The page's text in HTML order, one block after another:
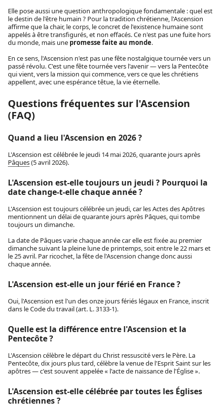
Elle pose aussi une question anthropologique fondamentale : quel est
le destin de l'être humain ? Pour la tradition chrétienne, l'Ascension
affirme que la chair, le corps, le concret de l'existence humaine sont
appelés à être transfigurés, et non effacés. Ce n'est pas une fuite hors
du monde, mais une promesse faite au monde.
En ce sens, l'Ascension n'est pas une fête nostalgique tournée vers un
passé révolu. C'est une fête tournée vers l'avenir — vers la Pentecôte
qui vient, vers la mission qui commence, vers ce que les chrétiens
appellent, avec une espérance têtue, la vie éternelle.
Questions fréquentes sur l'Ascension
(FAQ)
Quand a lieu l'Ascension en 2026 ?
L'Ascension est célébrée le jeudi 14 mai 2026, quarante jours après
Pâques(5 avril 2026).
L'Ascension est-elle toujours un jeudi ? Pourquoi la
date change-t-elle chaque année ?
L'Ascension est toujours célébrée un jeudi, car les Actes des Apôtres
mentionnent un délai de quarante jours après Pâques, qui tombe
toujours un dimanche.
La date de Pâques varie chaque année car elle est fixée au premier
dimanche suivant la pleine lune de printemps, soit entre le 22 mars et
le 25 avril. Par ricochet, la fête de l'Ascension change donc aussi
chaque année.
L'Ascension est-elle un jour férié en France ?
Oui, l'Ascension est l'un des onze jours fériés légaux en France, inscrit
dans le Code du travail (art. L. 3133-1).
Quelle est la différence entre l'Ascension et la
Pentecôte ?
L'Ascension célèbre le départ du Christ ressuscité vers le Père. La
Pentecôte, dix jours plus tard, célèbre la venue de l'Esprit Saint sur les
apôtres — c'est souvent appelée « l'acte de naissance de l'Église ».
L'Ascension est-elle célébrée par toutes les Églises
chrétiennes ?